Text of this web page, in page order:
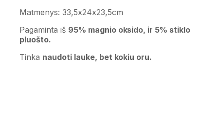
Matmenys: 33,5x24x23,5cm
Pagaminta iš 95% magnio oksido, ir 5% stiklo
pluošto.
Tinka naudoti lauke, bet kokiu oru.